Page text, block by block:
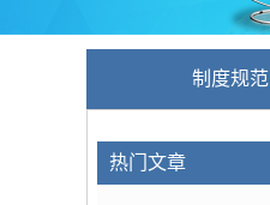
制度规范
热门文章